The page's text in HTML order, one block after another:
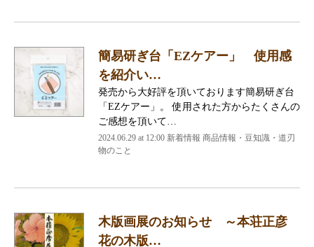
簡易研ぎ台「EZケアー」 使用感
を紹介い…
発売から大好評を頂いております簡易研ぎ台
「EZケアー」。 使用された方からたくさんの
ご感想を頂いて…
2024.06.29 at 12:00 新着情報 商品情報・豆知識・道刃
物のこと
木版画展のお知らせ ～本荘正彦
花の木版…